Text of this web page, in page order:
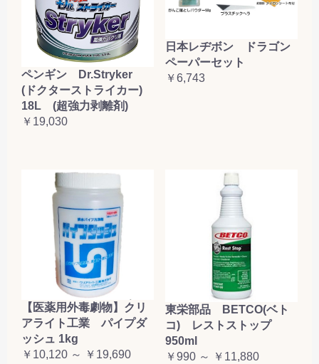
ペンギン Dr.Stryker
(ドクターストライカー)
18L (超強力剥離剤)
￥19,030
日本レヂボン ドラゴン
ペーパーセット
￥6,743
【医薬用外毒劇物】クリ
アライト工業 パイプダ
ッシュ 1kg
￥10,120 ～ ￥19,690
東栄部品 BETCO(ベト
コ) レストストップ
950ml
￥990 ～ ￥11,880